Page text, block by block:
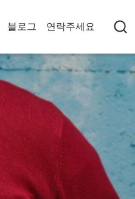
블로그 연락주세요